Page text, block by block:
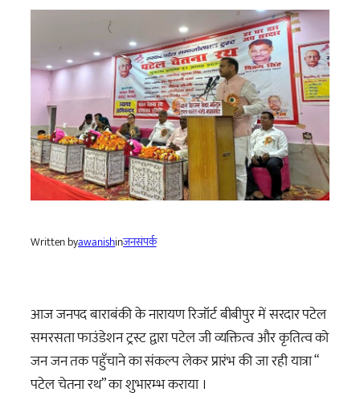
Written byawanishinजनसंपर्क
आज जनपद बाराबंकी के नारायण रिजॉर्ट बीबीपुर में सरदार पटेल
समरसता फाउंडेशन ट्रस्ट द्वारा पटेल जी व्यक्तित्व और कृतित्व को
जन जन तक पहुँचाने का संकल्प लेकर प्रारंभ कीजा रही यात्रा “
पटेल चेतना रथ” का शुभारम्भ कराया ।